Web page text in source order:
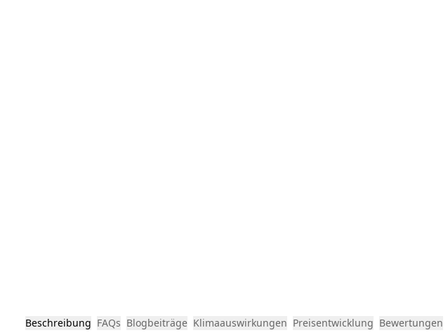
Beschreibung FAQs Blogbeiträge Klimaauswirkungen Preisentwicklung Bewertungen